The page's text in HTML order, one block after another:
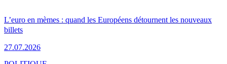
L’euro en mèmes : quand les Européens détournent les nouveaux
billets
27.07.2026